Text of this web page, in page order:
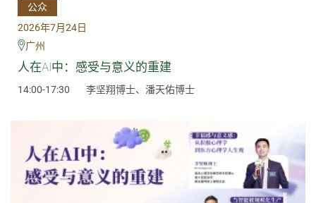
公众
2026年7月24日
广州
人在AI中：感受与意义的重建
14:00-17:30 李坚翔博士、潘天佑博士